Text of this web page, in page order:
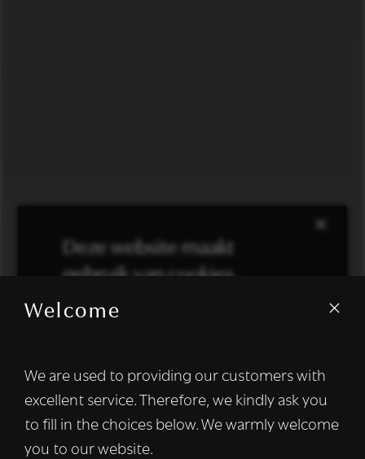
Welcome
We are used to providing our customers with
excellent service. Therefore, we kindly ask you
to fill in the choices below. We warmly welcome
you to our website.
×
Deze website maakt
gebruik van cookies.
We gebruiken cookies om inhoud en
informatie over uw gebruik van onze site
met onze advertentie- en analysepartners,
die deze kunnen combineren met andere
informatie die u aan hen heeft verstrekt of